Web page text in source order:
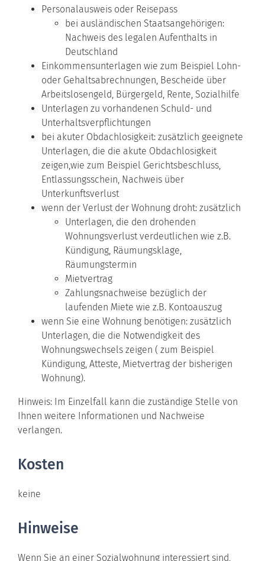
Personalausweis oder Reisepass
bei ausländischen Staatsangehörigen:
Nachweis des legalen Aufenthalts in
Deutschland
Einkommensunterlagen wie zum Beispiel Lohn-
oder Gehaltsabrechnungen, Bescheide über
Arbeitslosengeld, Bürgergeld, Rente, Sozialhilfe
Unterlagen zu vorhandenen Schuld- und
Unterhaltsverpflichtungen
bei akuter Obdachlosigkeit: zusätzlich geeignete
Unterlagen, die die akute Obdachlosigkeit
zeigen,wie zum Beispiel Gerichtsbeschluss,
Entlassungsschein, Nachweis über
Unterkunftsverlust
wenn der Verlust der Wohnung droht: zusätzlich
Unterlagen, die den drohenden
Wohnungsverlust verdeutlichen wie z.B.
Kündigung, Räumungsklage,
Räumungstermin
Mietvertrag
Zahlungsnachweise bezüglich der
laufenden Miete wie z.B. Kontoauszug
wenn Sie eine Wohnung benötigen: zusätzlich
Unterlagen, die die Notwendigkeit des
Wohnungswechsels zeigen ( zum Beispiel
Kündigung, Atteste, Mietvertrag der bisherigen
Wohnung).
Hinweis: Im Einzelfall kann die zuständige Stelle von
Ihnen weitere Informationen und Nachweise
verlangen.
Kosten
keine
Hinweise
Wenn Sie an einer Sozialwohnung interessiert sind,